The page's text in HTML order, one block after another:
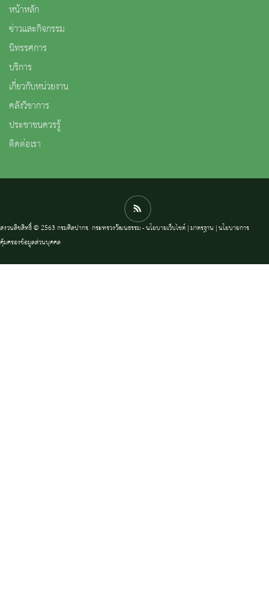
หน้าหลัก
ข่าวและกิจกรรม
นิทรรศการ
บริการ
เกี่ยวกับหน่วยงาน
คลังวิชาการ
ประชาชนควรรู้
ติดต่อเรา
สงวนลิขสิทธิ์ © 2563 กรมศิลปากร. กระทรวงวัฒนธรรม -นโยบายเว็บไซต์|มาตรฐาน |นโยบายการ
คุ้มครองข้อมูลส่วนบุคคล